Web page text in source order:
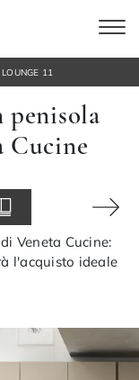
LOUNGE 11
penisola
Cucine
Veneta Cucine:
l'acquisto ideale